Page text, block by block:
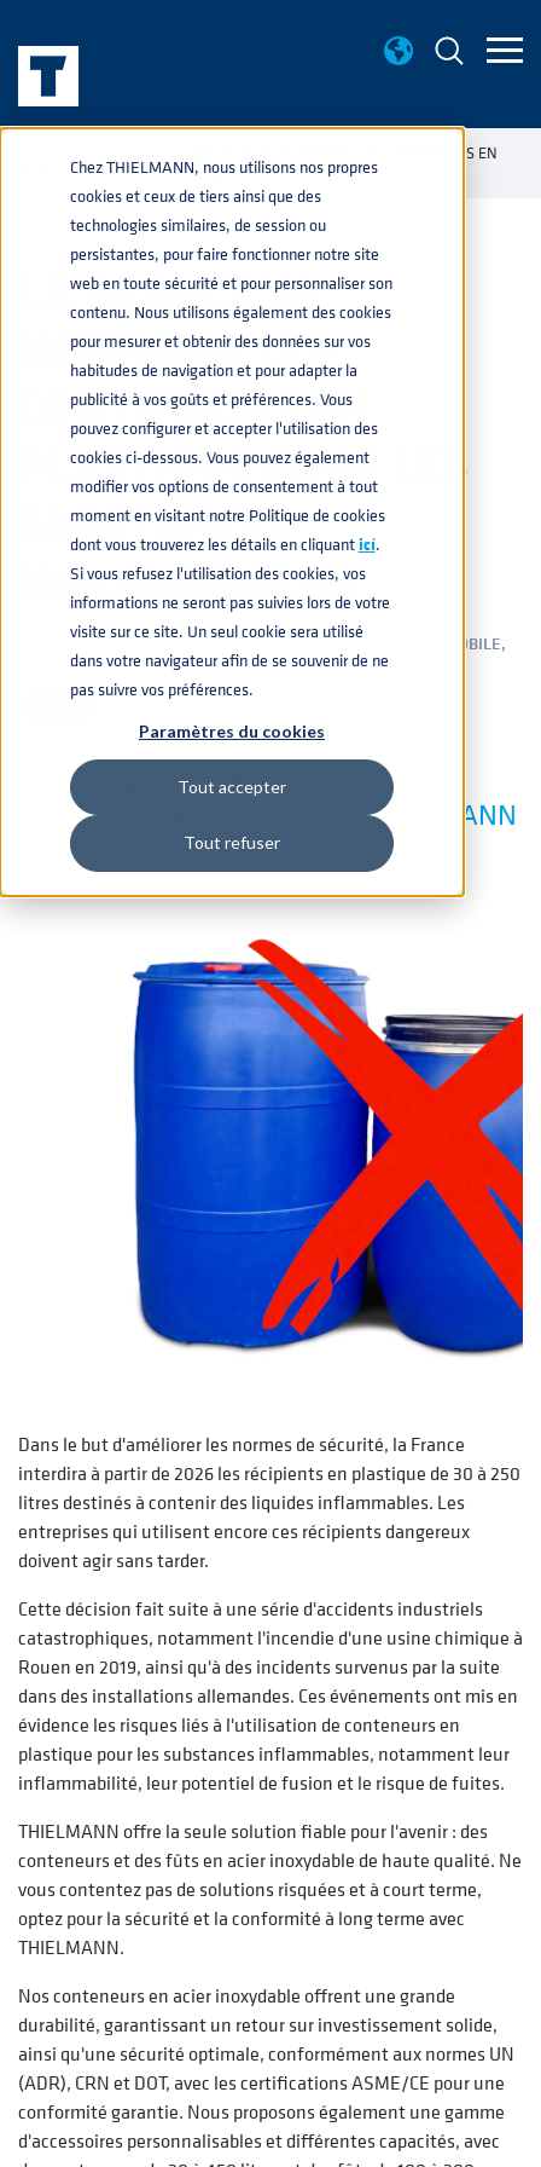
Chez THIELMANN, nous utilisons nos propres
cookies et ceux de tiers ainsi que des
technologies similaires, de session ou
persistantes, pour faire fonctionner notre site
web en toute sécurité et pour personnaliser son
contenu. Nous utilisons également des cookies
pour mesurer et obtenir des données sur vos
habitudes de navigation et pour adapter la
publicité à vos goûts et préférences. Vous
pouvez configurer et accepter l'utilisation des
cookies ci-dessous. Vous pouvez également
modifier vos options de consentement à tout
moment en visitant notre Politique de cookies
dont vous trouverez les détails en cliquanticí.
Si vous refusez l'utilisation des cookies, vos
informations ne seront pas suivies lors de votre
visite sur ce site. Un seul cookie sera utilisé
dans votre navigateur afin de se souvenir de ne
pas suivre vos préférences.
Paramètres du cookies
Tout accepter
Tout refuser
LA FRANCE VA INTERDIRE LES CONTENEURS EN
PLASTIQUE POUR LES SUBSTANCES INFLAMMABLES
LA FRANCE VA
INTERDIRE LES
CONTENEURS EN
PLASTIQUE POUR LES
SUBSTANCES
INFLAMMABLES
PRESSE,CHIMIQUE,PRODUITS,PHARMACEUTIQUE AUTOMOBILE,
BATTERIES,PEINTURES 26 JUIN 2025 15:29:50
LA LOI ENTRERA EN VIGUEUR EN
JANVIER 2026 – CONTACTEZ THIELMANN
POUR VOUS PRÉPARER
Dans le but d'améliorer les normes de sécurité, la France
interdira à partir de 2026 les récipients en plastique de 30 à 250
litres destinés à contenir des liquides inflammables. Les
entreprises qui utilisent encore ces récipients dangereux
doivent agir sans tarder.
Cette décision fait suite à une série d'accidents industriels
catastrophiques, notamment l'incendie d'une usine chimique à
Rouen en 2019, ainsi qu'à des incidents survenus par la suite
dans des installations allemandes. Ces événements ont mis en
évidence les risques liés à l'utilisation de conteneurs en
plastique pour les substances inflammables, notamment leur
inflammabilité, leur potentiel de fusion et le risque de fuites.
THIELMANN offre la seule solution fiable pour l'avenir : des
conteneurs et des fûts en acier inoxydable de haute qualité. Ne
vous contentez pas de solutions risquées et à court terme,
optez pour la sécurité et la conformité à long terme avec
THIELMANN.
Nos conteneurs en acier inoxydable offrent une grande
durabilité, garantissant un retour sur investissement solide,
ainsi qu'une sécurité optimale, conformément aux normes UN
(ADR), CRN et DOT, avec les certifications ASME/CE pour une
conformité garantie. Nous proposons également une gamme
d'accessoires personnalisables et différentes capacités, avec